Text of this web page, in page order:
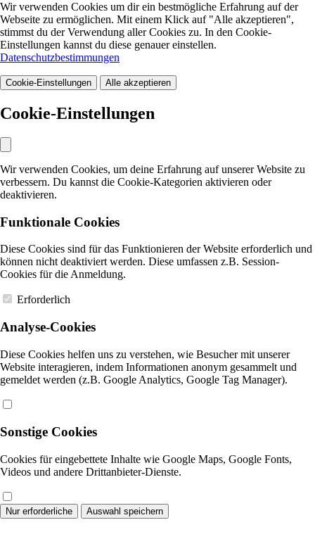
Wir verwenden Cookies um dir ein bestmögliche Erfahrung auf der
Webseite zu ermöglichen. Mit einem Klick auf "Alle akzeptieren",
stimmst du der Verwendung aller Cookies zu. In den Cookie-
Einstellungen kannst du diese genauer einstellen.
Datenschutzbestimmungen
Cookie-Einstellungen Alle akzeptieren
Cookie-Einstellungen
Wir verwenden Cookies, um deine Erfahrung auf unserer Website zu
verbessern. Du kannst die Cookie-Kategorien aktivieren oder
deaktivieren.
Funktionale Cookies
Diese Cookies sind für das Funktionieren der Website erforderlich und
können nicht deaktiviert werden. Diese umfassen z.B. Session-
Cookies für die Anmeldung.
Erforderlich
Analyse-Cookies
Diese Cookies helfen uns zu verstehen, wie Besucher mit unserer
Website interagieren, indem Informationen anonym gesammelt und
gemeldet werden (z.B. Google Analytics, Google Tag Manager).
Sonstige Cookies
Cookies für eingebettete Inhalte wie Google Maps, Google Fonts,
Videos und andere Drittanbieter-Dienste.
Nur erforderliche Auswahl speichern